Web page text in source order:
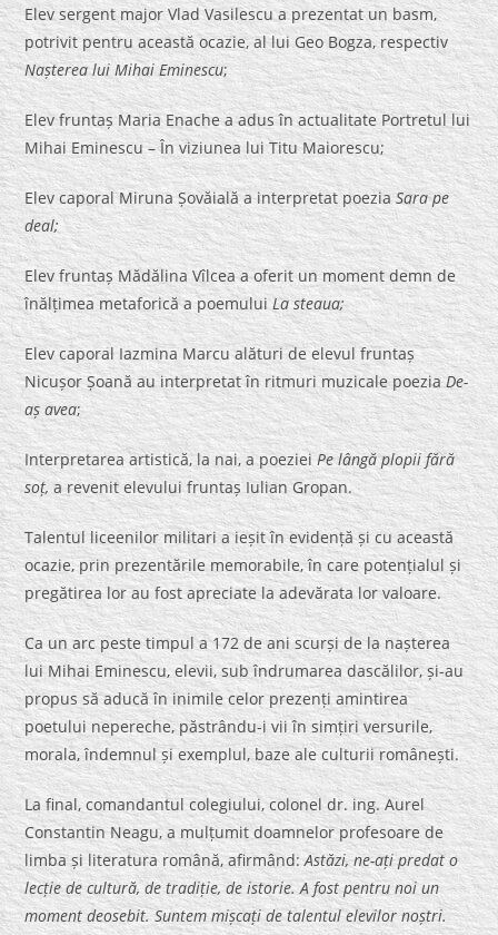
Elev sergent major Vlad Vasilescu a prezentat un basm,
potrivit pentru această ocazie, al lui Geo Bogza, respectiv
Nașterea lui Mihai Eminescu;
Elev fruntaș Maria Enache a adus în actualitate Portretul lui
Mihai Eminescu – În viziunea lui Titu Maiorescu;
Elev caporal Miruna Șovăială a interpretat poeziaSara pe
deal;
Elev fruntaș Mădălina Vîlcea a oferit un moment demn de
înălțimea metaforică a poemuluiLa steaua;
Elev caporal Iazmina Marcu alături de elevul fruntaș
Nicușor Șoană au interpretat în ritmuri muzicale poeziaDe-
aș avea;
Interpretarea artistică, la nai, a poezieiPe lângă plopii fără
soț, a revenit elevului fruntaș Iulian Gropan.
Talentul liceenilor militari a ieșit în evidență și cu această
ocazie, prin prezentările memorabile, în care potențialul și
pregătirea lor au fost apreciate la adevărata lor valoare.
Ca un arc peste timpul a 172 de ani scurși de la nașterea
lui Mihai Eminescu, elevii, sub îndrumarea dascălilor, și-au
propus să aducă în inimile celor prezenți amintirea
poetului nepereche, păstrându-i vii în simțiri versurile,
morala, îndemnul și exemplul, baze ale culturii românești.
La final, comandantul colegiului, colonel dr. ing. Aurel
Constantin Neagu, a mulțumit doamnelor profesoare de
limba și literatura română, afirmând:Astăzi, ne-ați predat o
lecție de cultură, de tradiție, de istorie. A fost pentru noi un
moment deosebit. Suntem mișcați de talentul elevilor noștri.